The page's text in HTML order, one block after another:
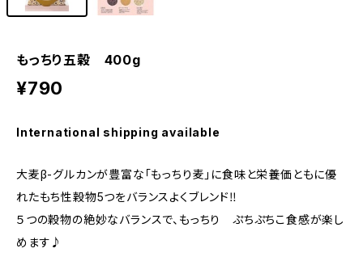
もっちり五穀 400g
¥790
International shipping available
大麦β-グルカンが豊富な「もっちり麦」に食味と栄養価ともに優
れたもち性穀物5つをバランスよくブレンド‼︎
５つの穀物の絶妙なバランスで、もっちり ぷちぷちこ食感が楽し
めます♪